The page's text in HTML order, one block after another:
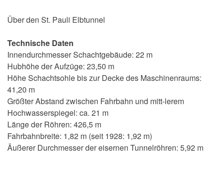
Über den St. Pauli Elbtunnel
Technische Daten
Innendurchmesser Schachtgebäude: 22 m
Hubhöhe der Aufzüge: 23,50 m
Höhe Schachtsohle bis zur Decke des Maschinenraums:
41,20 m
Größter Abstand zwischen Fahrbahn und mitt-lerem
Hochwasserspiegel: ca. 21 m
Länge der Röhren: 426,5 m
Fahrbahnbreite: 1,82 m (seit 1928: 1,92 m)
Äußerer Durchmesser der eisernen Tunnelröhren: 5,92 m